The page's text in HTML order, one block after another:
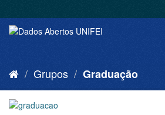
Grupos Graduação